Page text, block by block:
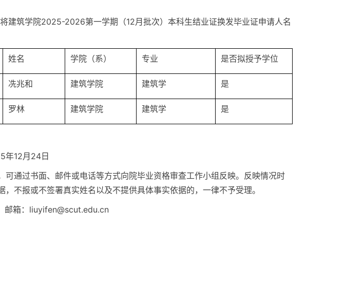
建筑学院2025-2026第一学期（12月批次）本科生结业证换发毕业证申请人名
姓名 学院（系） 专业 是否拟授予学位
冼兆和 建筑学院 建筑学 是
罗林 建筑学院 建筑学 是
年12月24日
可通过书面、邮件或电话等方式向院毕业资格审查工作小组反映。反映情况时
不报或不签署真实姓名以及不提供具体事实依据的，一律不予受理。
邮箱：liuyifen@scut.edu.cn